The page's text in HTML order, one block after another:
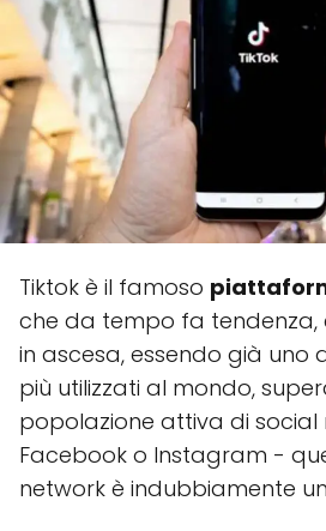
Tiktok è il famoso
che da tempo fa tendenza,
in ascesa, essendo già uno
più utilizzati al mondo,
popolazione attiva di social
Facebook o Instagram -
network è indubbiamente